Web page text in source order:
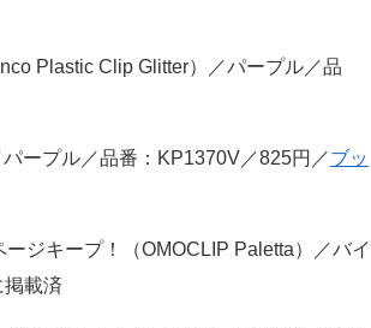
Plastic Clip Glitter）／パープル／品
ープル／品番：KP1370V／825円／ブッ
ジキープ！（OMOCLIP Paletta）／バイ
掲載済